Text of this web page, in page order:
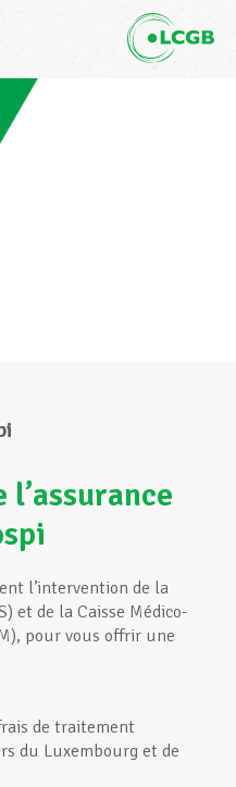
DE
l’assurance
l’intervention de la
et de la Caisse Médico-
pour vous offrir une
de traitement
du Luxembourg et de